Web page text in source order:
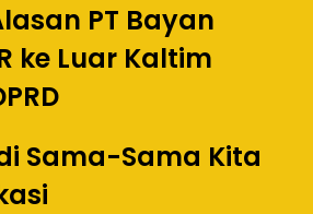
PT Bayan
ke Luar Kaltim
Sama-Sama Kita